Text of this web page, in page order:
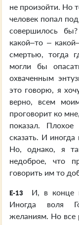
не произойти. Но
человек попал
совершилось
какой–то –
смертью, тогда
могли бы
охваченным
это говорю, я
верно, всем
проговорит ко
показал.
сказать. И
Но, однако, я
недоброе, что
говорить им то
E-13
И, в конце
Иногда воля
желаниям. Но все